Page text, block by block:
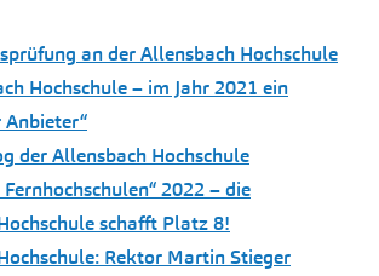
an der Allensbach Hochschule
Hochschule – im Jahr 2021 ein
Anbieter“
der Allensbach Hochschule
2022 – die
schafft Platz 8!
Rektor Martin Stieger